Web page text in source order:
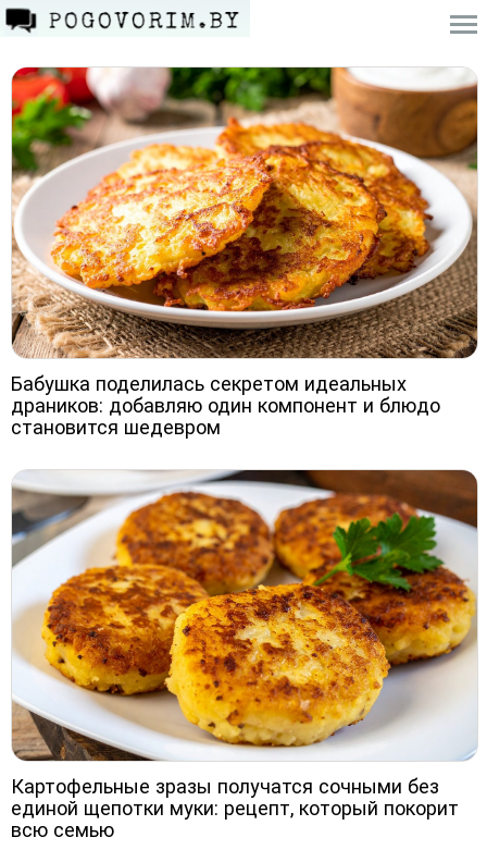
Бабушка поделилась секретом идеальных
драников: добавляю один компонент и блюдо
становится шедевром
Картофельные зразы получатся сочными без
единой щепотки муки: рецепт, который покорит
всю семью